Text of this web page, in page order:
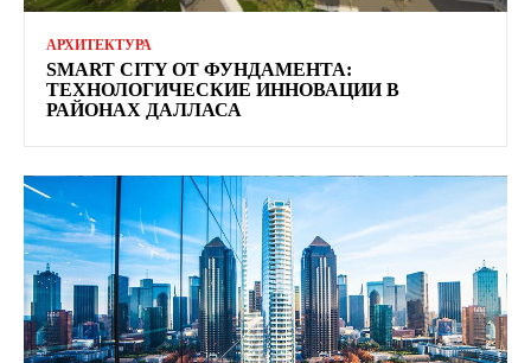
АРХИТЕКТУРА
SMART CITY ОТ ФУНДАМЕНТА:
ТЕХНОЛОГИЧЕСКИЕ ИННОВАЦИИ В
РАЙОНАХ ДАЛЛАСА